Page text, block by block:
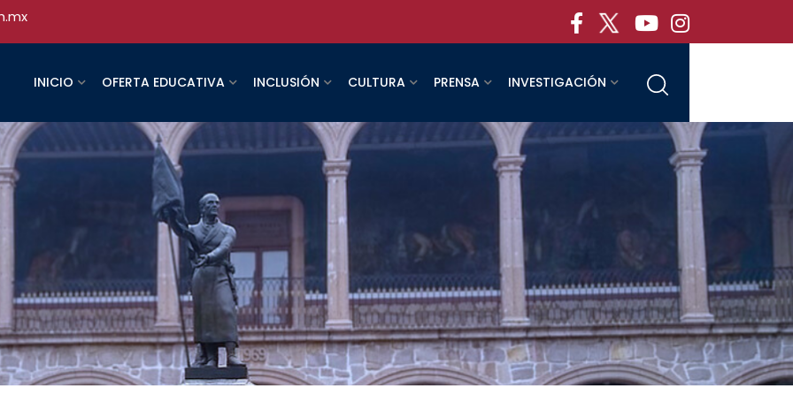
INICIO OFERTA EDUCATIVA INCLUSIÓN CULTURA PRENSA INVESTIGACIÓN